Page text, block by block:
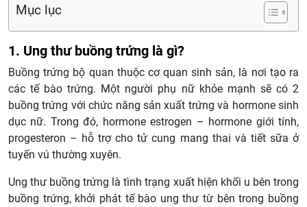
Mục lục
1. Ung thư buồng trứng là gì?
Buồng trứng bộ quan thuộc cơ quan sinh sản, là nơi tạo ra
các tế bào trứng. Một người phụ nữ khỏe mạnh sẽ có 2
buồng trứng với chức năng sản xuất trứng và hormone sinh
dục nữ. Trong đó, hormone estrogen – hormone giới tính,
progesteron – hỗ trợ cho tử cung mang thai và tiết sữa ở
tuyến vú thường xuyên.
Ung thư buồng trứng là tình trạng xuất hiện khối u bên trong
buồng trứng, khởi phát tế bào ung thư từ bên trong buồng